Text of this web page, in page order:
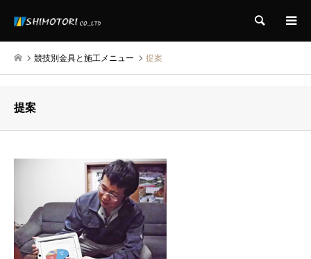
検索
競技別金具と施工メニュー 提案
提案